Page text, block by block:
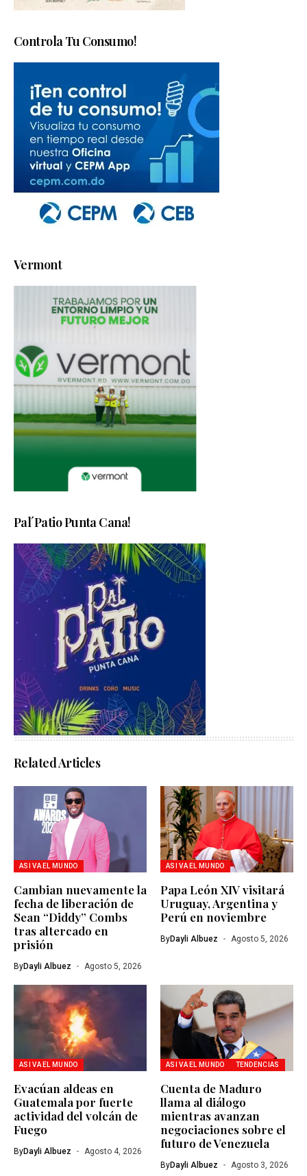
Controla Tu Consumo!
Vermont
Pal´Patio Punta Cana!
Related Articles
ASI VA EL MUNDO
Cambian nuevamente la
fecha de liberación de
Sean “Diddy” Combs
tras altercado en
prisión
ByDayli Albuez Agosto 5, 2026
ASI VA EL MUNDO
Papa León XIV visitará
Uruguay, Argentina y
Perú en noviembre
ByDayli Albuez Agosto 5, 2026
ASI VA EL MUNDO
Evacúan aldeas en
Guatemala por fuerte
actividad del volcán de
Fuego
ByDayli Albuez Agosto 4, 2026
ASI VA EL MUNDO TENDENCIAS
Cuenta de Maduro
llama al diálogo
mientras avanzan
negociaciones sobre el
futuro de Venezuela
ByDayli Albuez Agosto 3, 2026